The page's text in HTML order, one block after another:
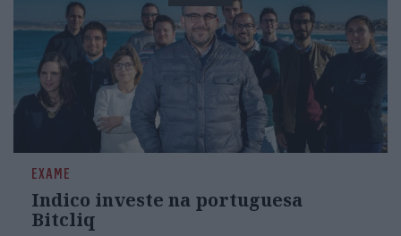
EXAME
Indico investe na portuguesa
Bitcliq